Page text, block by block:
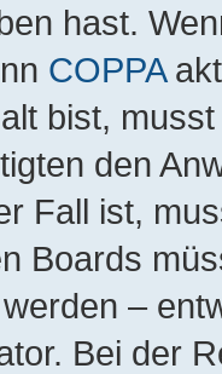
hast.
COPPA
bist,
den
Fall ist,
Boards
–
Bei der